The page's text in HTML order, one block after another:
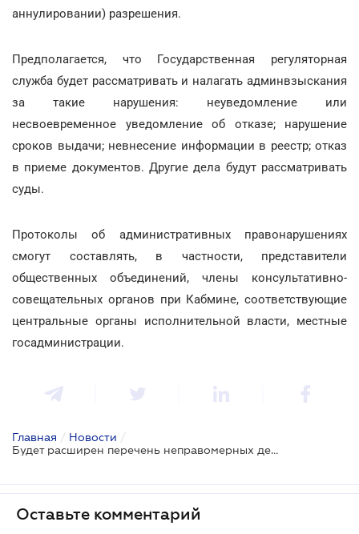
аннулировании) разрешения.
Предполагается, что Государственная регуляторная
служба будет рассматривать и налагать админвзыскания
за такие нарушения: неуведомление или
несвоевременное уведомление об отказе; нарушение
сроков выдачи; невнесение информации в реестр; отказ
в приеме документов. Другие дела будут рассматривать
суды.
Протоколы об административных правонарушениях
смогут составлять, в частности, представители
общественных объединений, члены консультативно-
совещательных органов при Кабмине, соответствующие
центральные органы исполнительной власти, местные
госадминистрации.
Главная / Новости /
Будет расширен перечень неправомерных действий чиновников для привлечения к ответственности
Оставьте комментарий